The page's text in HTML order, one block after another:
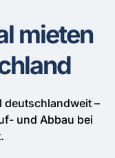
mieten
deutschlandweit –
und Abbau bei